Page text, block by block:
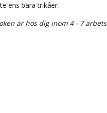
ens bära trikåer.
är hos dig inom 4 - 7